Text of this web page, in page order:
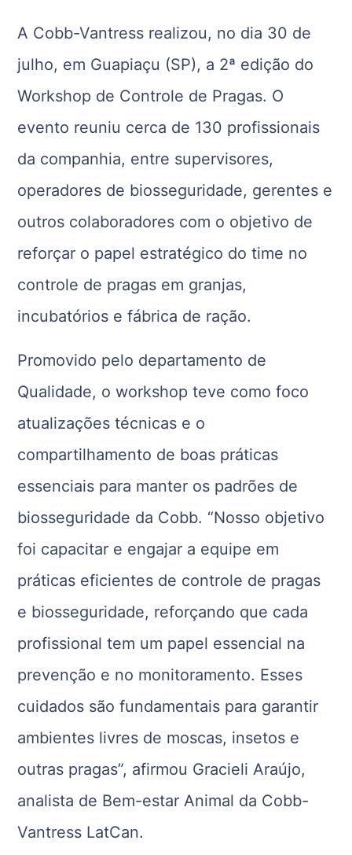
A Cobb-Vantress realizou, no dia 30 de
julho, em Guapiaçu (SP), a 2ª edição do
Workshop de Controle de Pragas. O
evento reuniu cerca de 130 profissionais
da companhia, entre supervisores,
operadores de biosseguridade, gerentes e
outros colaboradores com o objetivo de
reforçar o papel estratégico do time no
controle de pragas em granjas,
incubatórios e fábrica de ração.
Promovido pelo departamento de
Qualidade, o workshop teve como foco
atualizações técnicas e o
compartilhamento de boas práticas
essenciais para manter os padrões de
biosseguridade da Cobb. “Nosso objetivo
foi capacitar e engajar a equipe em
práticas eficientes de controle de pragas
e biosseguridade, reforçando que cada
profissional tem um papel essencial na
prevenção e no monitoramento. Esses
cuidados são fundamentais para garantir
ambientes livres de moscas, insetos e
outras pragas”, afirmou Gracieli Araújo,
analista de Bem-estar Animal da Cobb-
Vantress LatCan.